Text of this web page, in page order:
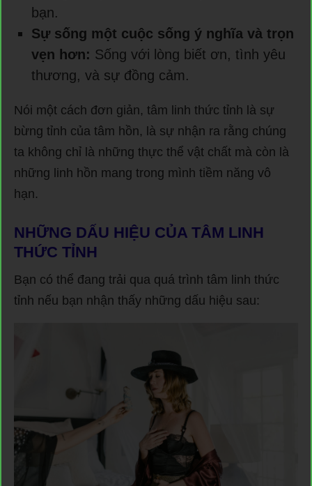
bạn.
Sự sống một cuộc sống ý nghĩa và trọn
vẹn hơn: Sống với lòng biết ơn, tình yêu
thương, và sự đồng cảm.
Nói một cách đơn giản, tâm linh thức tỉnh là sự
bừng tỉnh của tâm hồn, là sự nhận ra rằng chúng
ta không chỉ là những thực thể vật chất mà còn là
những linh hồn mang trong mình tiềm năng vô
hạn.
NHỮNG DẤU HIỆU CỦA TÂM LINH
THỨC TỈNH
Bạn có thể đang trải qua quá trình tâm linh thức
tỉnh nếu bạn nhận thấy những dấu hiệu sau: